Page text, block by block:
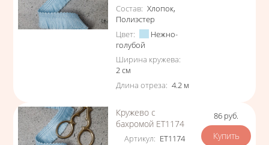
Состав: Хлопок,
Полиэстер
Цвет:
Нежно-
голубой
Ширина кружева:
2см
Длина отреза: 4.2 м
Кружево с
бахромой ЕТ1174
Артикул: ЕТ1174
Цена
86 руб.